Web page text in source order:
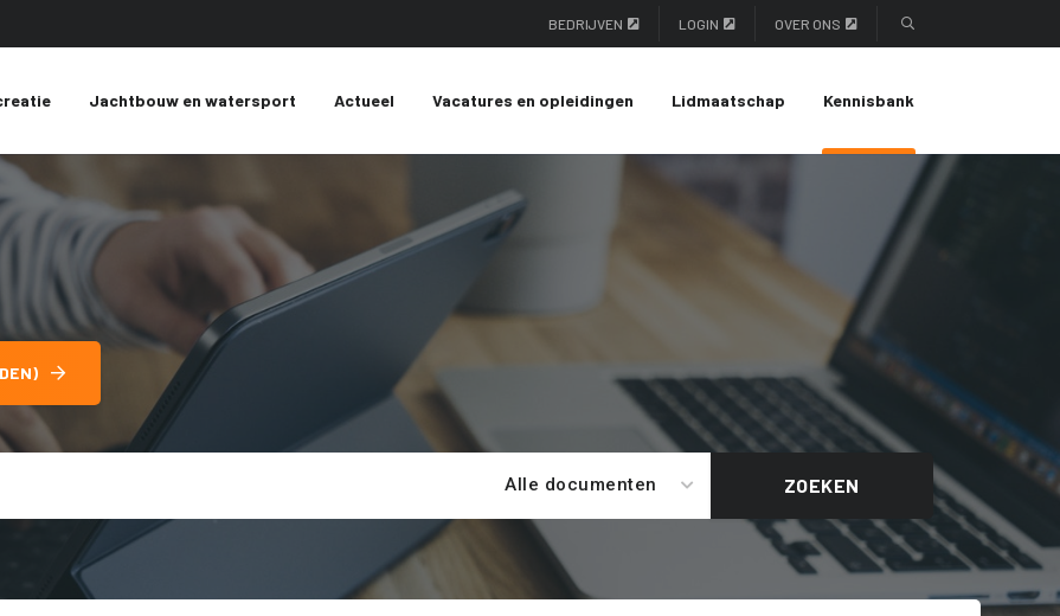
BEDRIJVEN LOGIN OVER ONS
Jachtbouw en watersport Actueel Vacatures en opleidingen Lidmaatschap Kennisbank
Alle documenten ZOEKEN